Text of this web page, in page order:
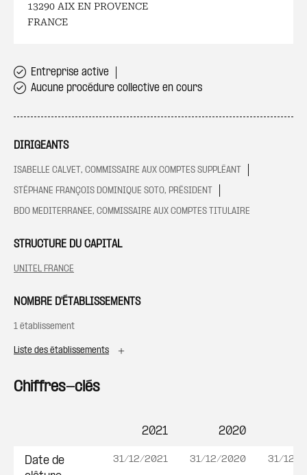
13290 AIX EN PROVENCE
FRANCE
Entreprise active
Aucune procédure collective en cours
DIRIGEANTS
ISABELLE CALVET, COMMISSAIRE AUX COMPTES SUPPLÉANT
STÉPHANE FRANÇOIS DOMINIQUE SOTO, PRÉSIDENT
BDO MEDITERRANEE, COMMISSAIRE AUX COMPTES TITULAIRE
STRUCTURE DU CAPITAL
UNITEL FRANCE
NOMBRE D'ÉTABLISSEMENTS
1 établissement
Liste des établissements
Chiffres-clés
2021 2020
Date de
31/12/2021 31/12/2020 31/12/